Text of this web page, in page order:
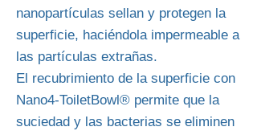
nanopartículas sellan y protegen la
superficie, haciéndola impermeable a
las partículas extrañas.
El recubrimiento de la superficie con
Nano4-ToiletBowl® permite que la
suciedad y las bacterias se eliminen